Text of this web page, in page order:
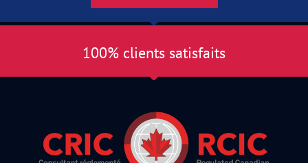
100% clients satisfaits